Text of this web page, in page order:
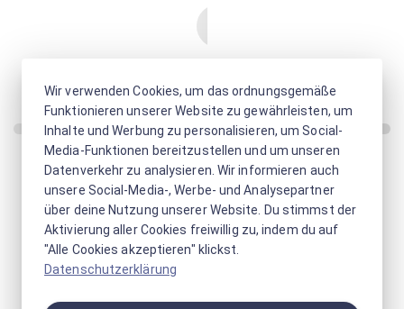
Wir verwenden Cookies, um das ordnungsgemäße
Funktionieren unserer Website zu gewährleisten, um
Inhalte und Werbung zu personalisieren, um Social-
Media-Funktionen bereitzustellen und um unseren
Datenverkehr zu analysieren. Wir informieren auch
unsere Social-Media-, Werbe- und Analysepartner
über deine Nutzung unserer Website. Du stimmst der
Aktivierung aller Cookies freiwillig zu, indem du auf
"Alle Cookies akzeptieren" klickst.
Datenschutzerklärung